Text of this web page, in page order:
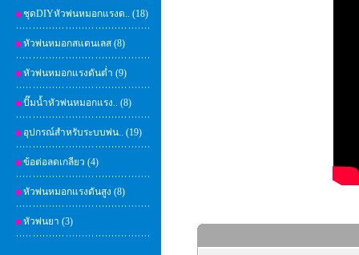
ชุดDIYหัวพ่นหมอกแรงด.. (18)
หัวพ่นหมอกสแตนเลส (8)
หัวพ่นหมอกแรงดันต่ำ (9)
ปั๊มน้ำหัวพ่นหมอกแรง.. (8)
อุปกรณ์สำหรับระบบพ่น.. (19)
ข้อต่อลดเกลียว (4)
หัวพ่นหมอกแรงดันสูง (8)
หัวพ่นยา (3)